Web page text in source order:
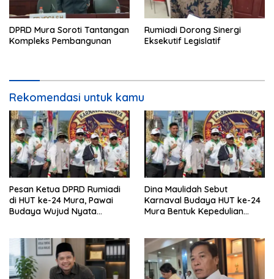
DPRD Mura Soroti Tantangan
Kompleks Pembangunan
Rumiadi Dorong Sinergi
Eksekutif Legislatif
Rekomendasi untuk kamu
Pesan Ketua DPRD Rumiadi
di HUT ke-24 Mura, Pawai
Budaya Wujud Nyata
Dina Maulidah Sebut
Karnaval Budaya HUT ke-24
Mura Bentuk Kepedulian